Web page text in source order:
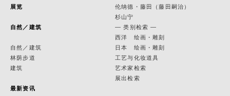
展览
自然／建筑
自然／建筑
林荫步道
建筑
最新资讯
伦纳德・藤田（藤田嗣治）
杉山宁
— 类别检索 —
西洋 绘画・雕刻
日本 绘画・雕刻
工艺与化妆道具
艺术家检索
展出检索